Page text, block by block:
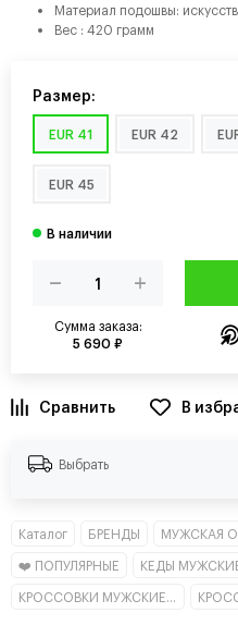
Материал подошвы:
Вес : 420 грамм
Размер:
EUR 41 EUR 42
EUR 45
Сумма заказа:
5 690 ₽
В
Выбрать
Каталог БРЕНДЫ МУЖСКАЯ
❤️ ПОПУЛЯРНЫЕ
КЕДЫ
КРОССОВКИ МУЖСКИЕ КЛАССИКА